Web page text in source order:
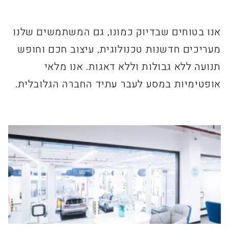
אנו בטוחים שבדיוק כמונו, גם המשתמשים שלנו
מעריכים חדשנות טכנולוגית, עיצוב חכם וחופש
תנועה ללא גבולות וללא דאגות. אנו מלאי
אופטימיות במסע לעבר עתיד החברה הגלובלית.